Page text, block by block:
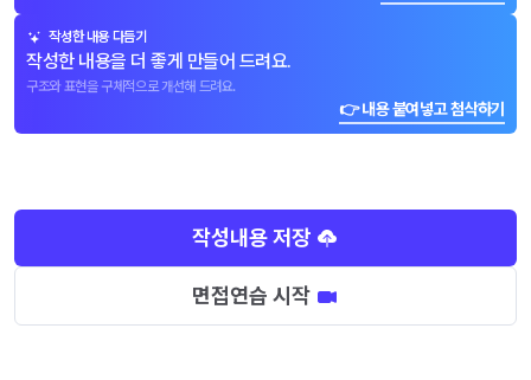
작성한 내용 다듬기
작성한 내용을 더 좋게 만들어 드려요.
구조와 표현을 구체적으로 개선해 드려요.
👉 내용 붙여넣고 첨삭하기
작성내용 저장
면접연습 시작